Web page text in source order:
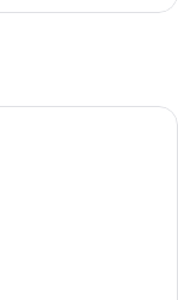
med en säng, ett